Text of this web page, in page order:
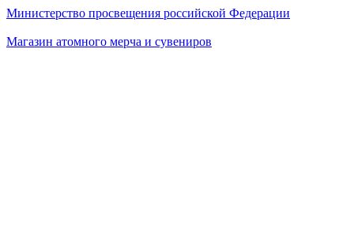
Министерство просвещения российской Федерации
Магазин атомного мерча и сувениров